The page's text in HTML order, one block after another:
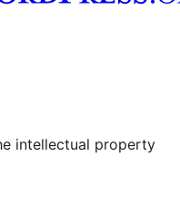
YouTube
de Tumblr
intellectual property